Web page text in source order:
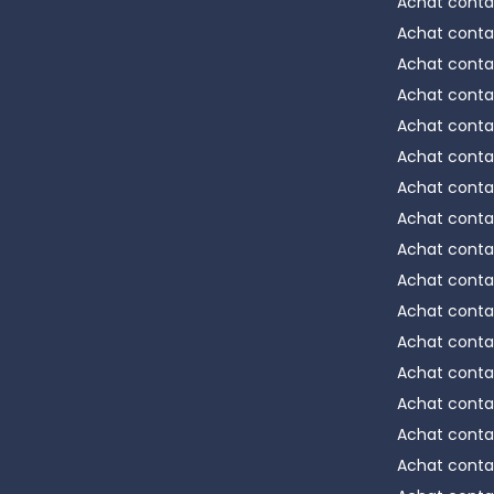
Confort
sites de
Le
sandwich
à
À
portée à
difficiles
Achat
Achat
Achat
Achat
Achat
Achat
Achat
Achat
Achat
Achat
Achat
Achat
Achat
Achat
Achat